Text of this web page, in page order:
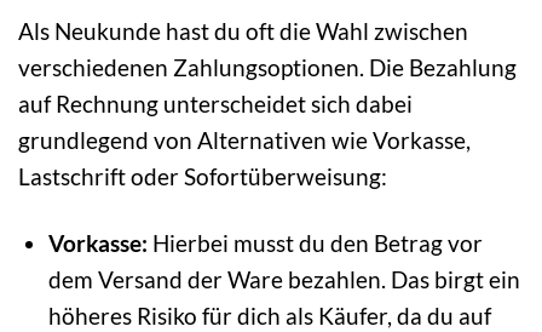
Als Neukunde hast du oft die Wahl zwischen
verschiedenen Zahlungsoptionen. Die Bezahlung
auf Rechnung unterscheidet sich dabei
grundlegend von Alternativen wie Vorkasse,
Lastschrift oder Sofortüberweisung:
Vorkasse: Hierbei musst du den Betrag vor
dem Versand der Ware bezahlen. Das birgt ein
höheres Risiko für dich als Käufer, da du auf